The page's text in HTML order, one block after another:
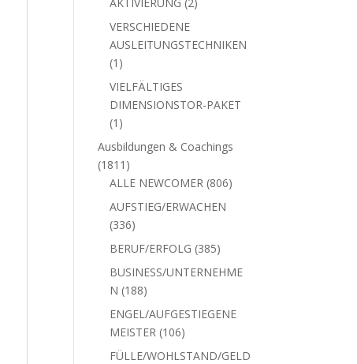
Produkte
VERSCHIEDENE
AUSLEITUNGSTECHNIKEN
11
Produkt
VIELFÄLTIGES
DIMENSIONSTOR-PAKET
11
Produkt
Ausbildungen & Coachings
18111811
Produkte
ALLE NEWCOMER 806806
Produkte
AUFSTIEG/ERWACHEN
336336
Produkte
BERUF/ERFOLG 385385
Produkte
BUSINESS/UNTERNEHME
188188
Produkte
ENGEL/AUFGESTIEGENE
MEISTER 106106
Produkte
FÜLLE/WOHLSTAND/GEL